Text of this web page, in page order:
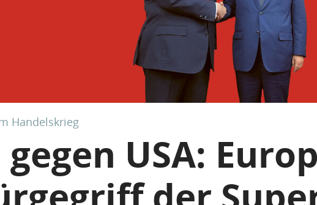
Handelskrieg
USA: